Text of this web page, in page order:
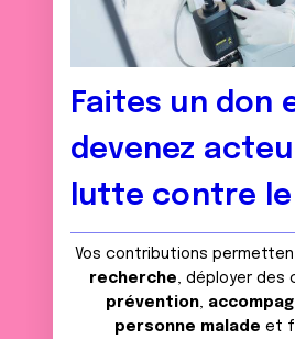
Faites un don
devenez
lutte contre
Vos contributions
recherche, déployer des
prévention,
personne malade et